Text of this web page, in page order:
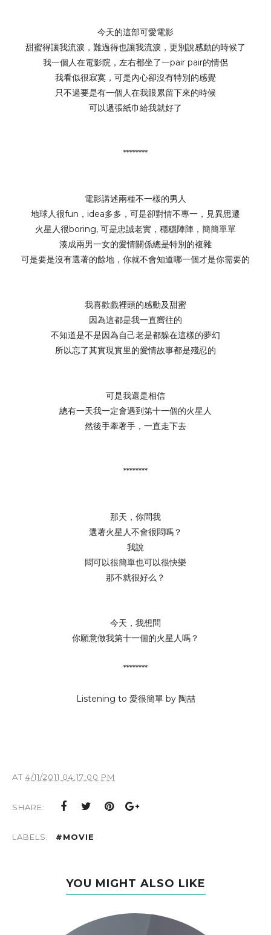
今天的這部可愛電影
甜蜜得讓我流淚，難過得也讓我流淚，更別說感動的時候了
我一個人在電影院，左右都坐了一pair pair的情侶
我看似很寂寞，可是內心卻沒有特別的感覺
只不過要是有一個人在我眼累留下來的時候
可以遞張紙巾給我就好了
********
電影講述兩種不一樣的男人
地球人很fun，idea多多，可是卻對情不專一，見異思遷
火星人很boring, 可是忠誠老實，穩穩陣陣，簡簡單單
湊成兩男一女的愛情關係總是特別的複雜
可是要是沒有選著的餘地，你就不會知道哪一個才是你需要的
我喜歡戲裡頭的感動及甜蜜
因為這都是我一直嚮往的
不知道是不是因為自己老是都躲在這樣的夢幻
所以忘了其實現實里的愛情故事都是殘忍的
可是我還是相信
總有一天我一定會遇到第十一個的火星人
然後手牽著手，一直走下去
********
那天，你問我
選著火星人不會很悶嗎？
我說
悶可以很簡單也可以很快樂
那不就很好么？
今天，我想問
你願意做我第十一個的火星人嗎？
********
Listening to 愛很簡單 by 陶喆
AT 4/11/2011 04:17:00 PM
SHARE:
LABELS: #MOVIE
YOU MIGHT ALSO LIKE